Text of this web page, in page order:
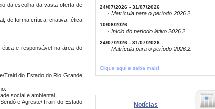
da escolha da vasta oferta de
de forma crítica, criativa, ética
e responsável na área do
Trairi do Estado do Rio Grande
social e ambiental.
e Agreste/Trairi do Estado
24/07/2026 - 31/07/2026
· Matrícula para o período 2026.2.
10/08/2026
· Início do período letivo 2026.2.
24/07/2026 - 31/07/2026
· Matrícula para o período 2026.2.
Clique aqui e saiba mais!
Notícias